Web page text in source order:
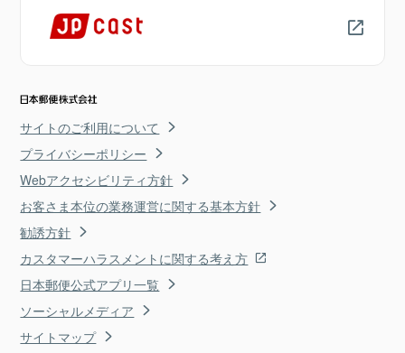
サイトのご利用について
プライバシーポリシー
Webアクセシビリティ方針
お客さま本位の業務運営に関する基本方針
勧誘方針
カスタマーハラスメントに関する考え方
日本郵便公式アプリ一覧
ソーシャルメディア
サイトマップ